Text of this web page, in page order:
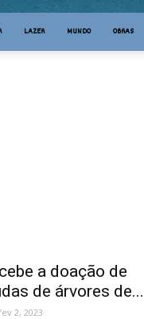
LAZER MUNDO OBRAS
a doação de
de árvores de...
2, 2023